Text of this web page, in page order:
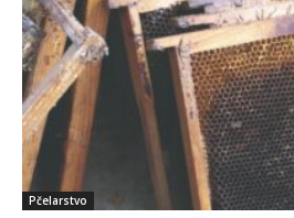
Pčelarstvo